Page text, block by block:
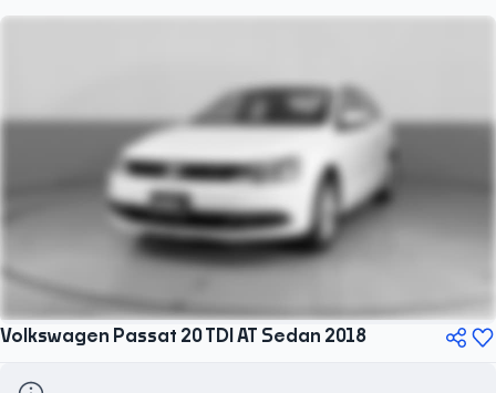
Volkswagen Passat 20 TDI AT Sedan 2018